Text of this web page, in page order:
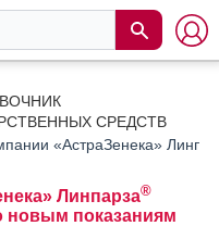
СРЕДСТВ
«АстраЗенека»
Линпарза®
новым показаниям